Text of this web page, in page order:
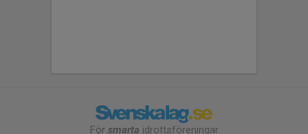
För smarta idrottsföreningar